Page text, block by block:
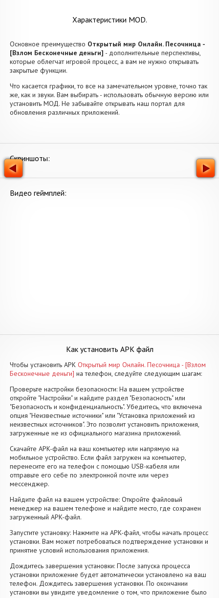
Характеристики MOD.
Основное преимущество Открытый мир Онлайн. Песочница -
[Взлом Бесконечные деньги] - дополнительные перспективы,
которые облегчат игровой процесс, а вам не нужно открывать
закрытые функции.
Что касается графики, то все на замечательном уровне, точно так
же, как и звуки. Вам выбирать - использовать обычную версию или
установить МОД. Не забывайте открывать наш портал для
обновления различных приложений.
Скриншоты:
Видео геймплей:
Как установить APK файл
Чтобы установить APK Открытый мир Онлайн. Песочница - [Взлом
Бесконечные деньги] на телефон, следуйте следующим шагам:
Проверьте настройки безопасности: На вашем устройстве
откройте "Настройки" и найдите раздел "Безопасность" или
"Безопасность и конфиденциальность". Убедитесь, что включена
опция "Неизвестные источники" или "Установка приложений из
неизвестных источников". Это позволит установить приложения,
загруженные не из официального магазина приложений.
Скачайте APK-файл на ваш компьютер или напрямую на
мобильное устройство. Если файл загружен на компьютер,
перенесите его на телефон с помощью USB-кабеля или
отправьте его себе по электронной почте или через
мессенджер.
Найдите файл на вашем устройстве: Откройте файловый
менеджер на вашем телефоне и найдите место, где сохранен
загруженный APK-файл.
Запустите установку: Нажмите на APK-файл, чтобы начать процесс
установки. Вам может потребоваться подтверждение установки и
принятие условий использования приложения.
Дождитесь завершения установки: После запуска процесса
установки приложение будет автоматически установлено на ваш
телефон. Дождитесь завершения установки. По окончании
установки вы увидите уведомление о том, что приложение было